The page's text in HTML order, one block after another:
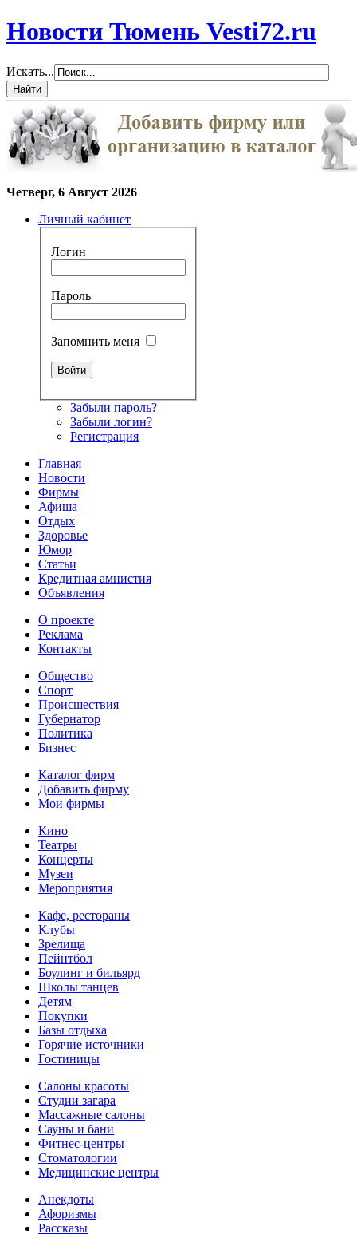
Новости Тюмень Vesti72.ru
Искать...
Четверг, 6 Август 2026
Личный кабинет
Логин
Пароль
Запомнить меня
Забыли пароль?
Забыли логин?
Регистрация
Главная
Новости
Фирмы
Афиша
Отдых
Здоровье
Юмор
Статьи
Кредитная амнистия
Объявления
О проекте
Реклама
Контакты
Общество
Спорт
Происшествия
Губернатор
Политика
Бизнес
Каталог фирм
Добавить фирму
Мои фирмы
Кино
Театры
Концерты
Музеи
Мероприятия
Кафе, рестораны
Клубы
Зрелища
Пейнтбол
Боулинг и бильярд
Школы танцев
Детям
Покупки
Базы отдыха
Горячие источники
Гостиницы
Салоны красоты
Студии загара
Массажные салоны
Сауны и бани
Фитнес-центры
Стоматологии
Медицинские центры
Анекдоты
Афоризмы
Рассказы